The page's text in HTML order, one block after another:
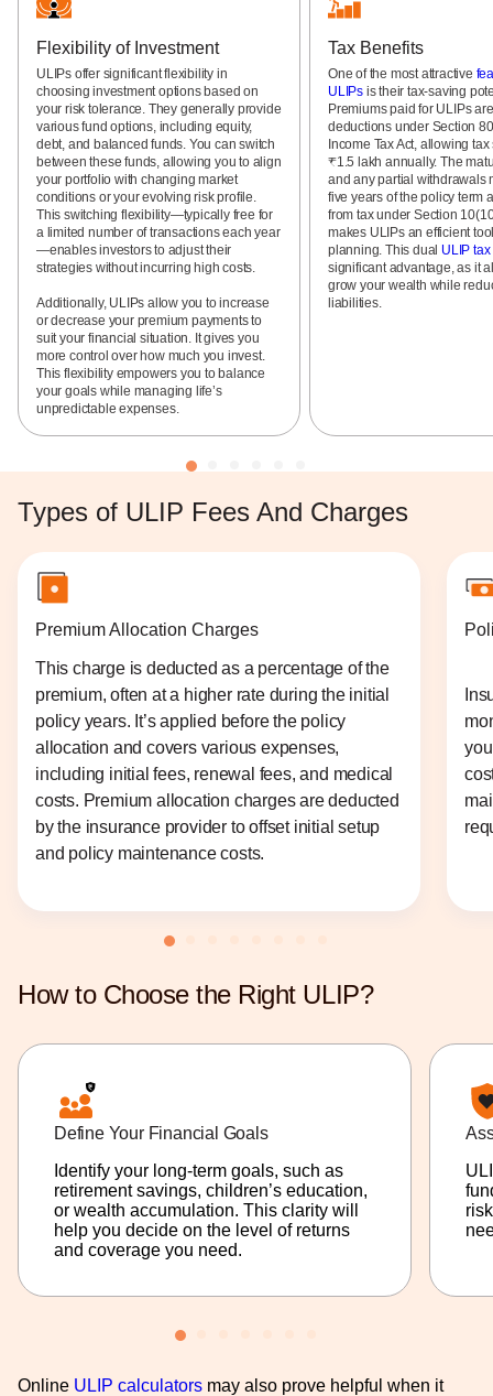
Flexibility of Investment
ULIPs offer significant flexibility in
choosing investment options based on
your risk tolerance. They generally provide
various fund options, including equity,
debt, and balanced funds. You can switch
between these funds, allowing you to align
your portfolio with changing market
conditions or your evolving risk profile.
This switching flexibility—typically free for
a limited number of transactions each year
—enables investors to adjust their
strategies without incurring high costs.
Additionally, ULIPs allow you to increase
or decrease your premium payments to
suit your financial situation. It gives you
more control over how much you invest.
This flexibility empowers you to balance
your goals while managing life’s
unpredictable expenses.
Tax Benefits
One of the most attractive
ULIPs is their tax-saving
Premiums paid for ULIPs
deductions under Section
Income Tax Act, allowing
₹1.5 lakh annually. The
and any partial withdrawals
five years of the policy term
from tax under Section
makes ULIPs an efficient
planning. This dual ULIP
significant advantage, as it
grow your wealth while
liabilities.
Types of ULIP Fees And Charges
Premium Allocation Charges
This charge is deducted as a percentage of the
premium, often at a higher rate during the initial
policy years. It’s applied before the policy
allocation and covers various expenses,
including initial fees, renewal fees, and medical
costs. Premium allocation charges are deducted
by the insurance provider to offset initial setup
and policy maintenance costs.
How to Choose the Right ULIP?
Define Your Financial Goals
Identify your long-term goals, such as
retirement savings, children’s education,
or wealth accumulation. This clarity will
help you decide on the level of returns
and coverage you need.
Online ULIP calculators may also prove helpful when it